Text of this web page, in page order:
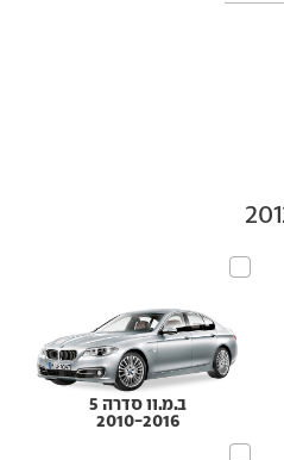
ב.מ.וו סדרה 5
2010-2016